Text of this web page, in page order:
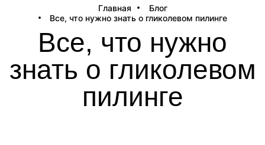
Главная
Блог
Все, что нужно знать о гликолевом пилинге
Все, что нужно
знать о гликолевом
пилинге